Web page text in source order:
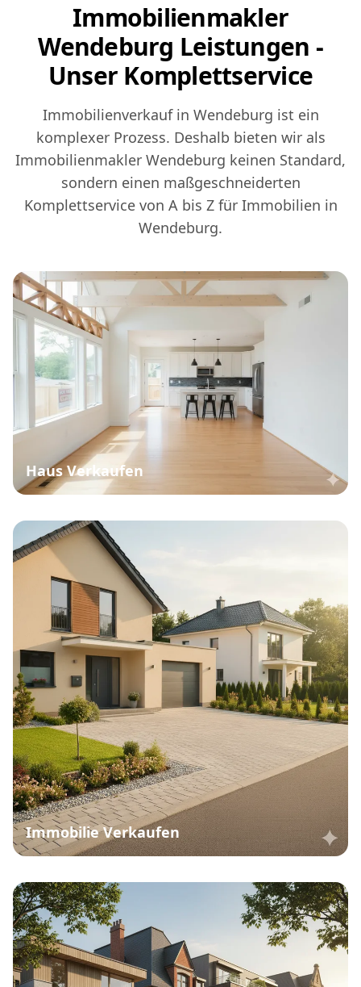
Immobilienmakler
Wendeburg Leistungen -
Unser Komplettservice
Immobilienverkauf in Wendeburg ist ein
komplexer Prozess. Deshalb bieten wir als
Immobilienmakler Wendeburg keinen Standard,
sondern einen maßgeschneiderten
Komplettservice von A bis Z für Immobilien in
Wendeburg.
Haus Verkaufen
Immobilie Verkaufen